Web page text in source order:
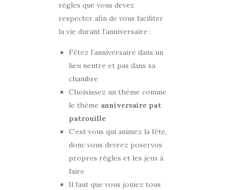
règles que vous devez
respecter afin de vous faciliter
la vie durant l’anniversaire :
Fêtez l’anniversaire dans un
lieu neutre et pas dans sa
chambre
Choisissez un thème comme
le thème anniversaire pat
patrouille
C’est vous qui animez la fête,
donc vous devrez poservos
propres règles et les jeux à
faire
Il faut que vous jouiez tous